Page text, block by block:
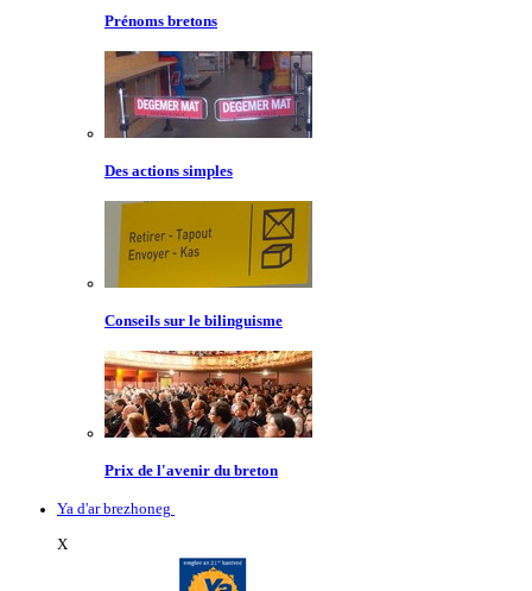
Prénoms bretons
Des actions simples
Conseils sur le bilinguisme
Prix de l'avenir du breton
Ya d'ar brezhoneg
X